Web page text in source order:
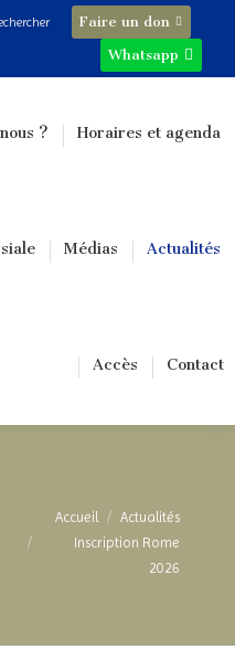
Faire un don
Whatsapp
? Horaires et agenda
Médias Actualités
Accès Contact
Vous êtes ici :
Accueil
Actualités
Inscription Rome
2026